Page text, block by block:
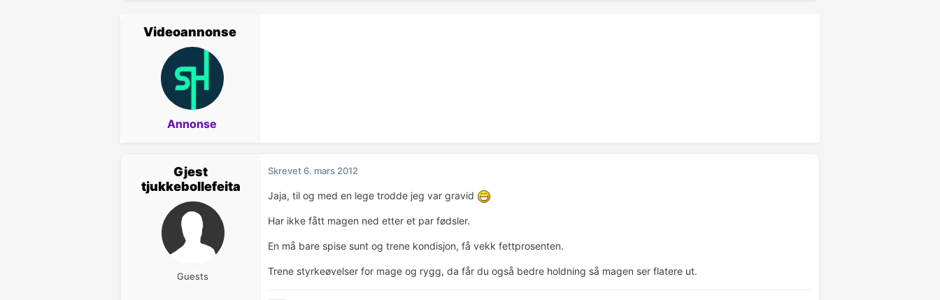
Videoannonse
Annonse
Gjest
tjukkebollefeita
Guests
Skrevet6. mars 2012
Jaja, til og med en lege trodde jeg var gravid
Har ikke fått magen ned etter et par fødsler.
En må bare spise sunt og trene kondisjon, få vekk fettprosenten.
Trene styrkeøvelser for mage og rygg, da får du også bedre holdning så magen ser flatere ut.